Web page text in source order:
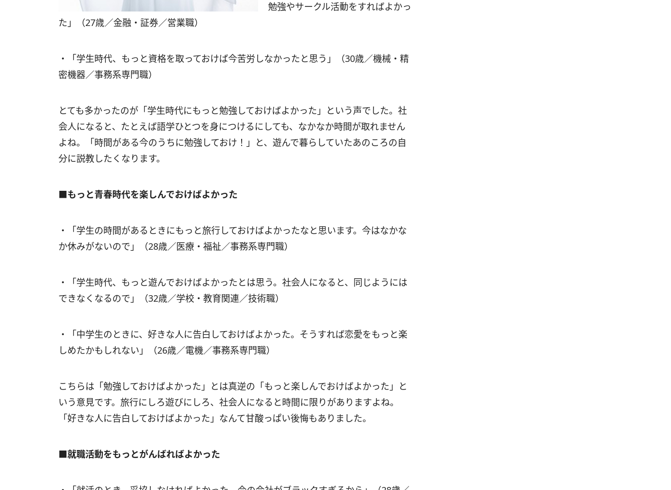
勉強やサークル活動をすればよかっ
た」（27歳／金融・証券／営業職）
・「学生時代、もっと資格を取っておけば今苦労しなかったと思う」（30歳／機械・精
密機器／事務系専門職）
とても多かったのが「学生時代にもっと勉強しておけばよかった」という声でした。社
会人になると、たとえば語学ひとつを身につけるにしても、なかなか時間が取れません
よね。「時間がある今のうちに勉強しておけ！」と、遊んで暮らしていたあのころの自
分に説教したくなります。
■もっと青春時代を楽しんでおけばよかった
・「学生の時間があるときにもっと旅行しておけばよかったなと思います。今はなかな
か休みがないので」（28歳／医療・福祉／事務系専門職）
・「学生時代、もっと遊んでおけばよかったとは思う。社会人になると、同じようには
できなくなるので」（32歳／学校・教育関連／技術職）
・「中学生のときに、好きな人に告白しておけばよかった。そうすれば恋愛をもっと楽
しめたかもしれない」（26歳／電機／事務系専門職）
こちらは「勉強しておけばよかった」とは真逆の「もっと楽しんでおけばよかった」と
いう意見です。旅行にしろ遊びにしろ、社会人になると時間に限りがありますよね。
「好きな人に告白しておけばよかった」なんて甘酸っぱい後悔もありました。
■就職活動をもっとがんばればよかった